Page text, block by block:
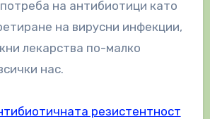
на антибиотици като
на вирусни инфекции,
лекарства по-малко
нас.
резистентност